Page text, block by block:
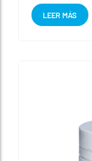
LEER MÁS